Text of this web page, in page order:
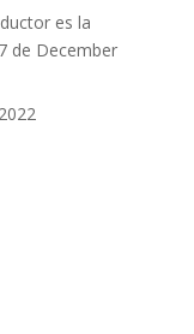
es la
7 de December